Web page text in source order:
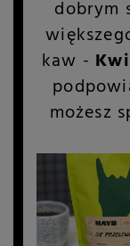
dobrym
kaw -
możesz